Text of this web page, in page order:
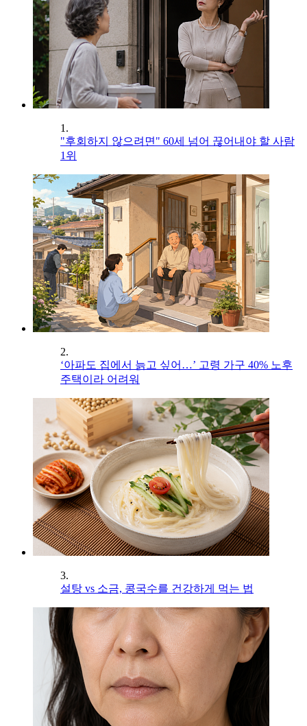
1.
"후회하지 않으려면" 60세 넘어 끊어내야 할 사람
1위
2.
‘아파도 집에서 늙고 싶어…’ 고령 가구 40% 노후
주택이라 어려워
3.
설탕 vs 소금, 콩국수를 건강하게 먹는 법